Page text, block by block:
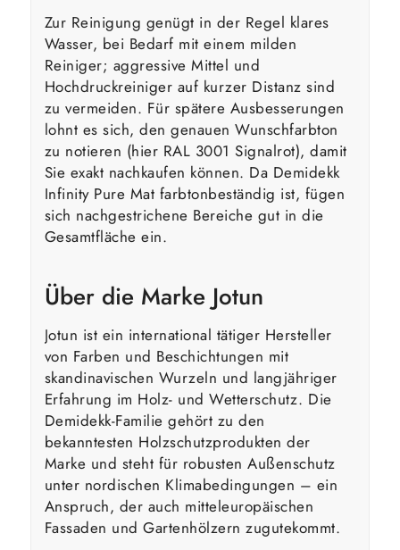
Zur Reinigung genügt in der Regel klares
Wasser, bei Bedarf mit einem milden
Reiniger; aggressive Mittel und
Hochdruckreiniger auf kurzer Distanz sind
zu vermeiden. Für spätere Ausbesserungen
lohnt es sich, den genauen Wunschfarbton
zu notieren (hier RAL 3001 Signalrot), damit
Sie exakt nachkaufen können. Da Demidekk
Infinity Pure Mat farbtonbeständig ist, fügen
sich nachgestrichene Bereiche gut in die
Gesamtfläche ein.
Über die Marke Jotun
Jotun ist ein international tätiger Hersteller
von Farben und Beschichtungen mit
skandinavischen Wurzeln und langjähriger
Erfahrung im Holz- und Wetterschutz. Die
Demidekk-Familie gehört zu den
bekanntesten Holzschutzprodukten der
Marke und steht für robusten Außenschutz
unter nordischen Klimabedingungen – ein
Anspruch, der auch mitteleuropäischen
Fassaden und Gartenhölzern zugutekommt.